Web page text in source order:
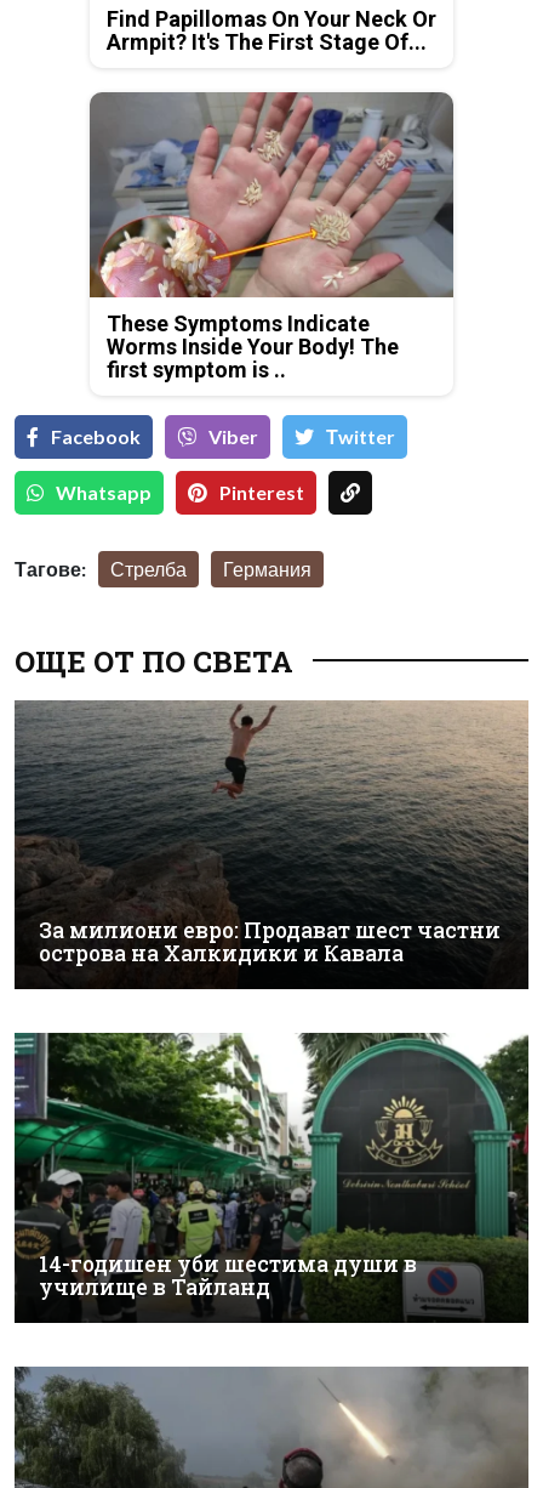
Find Papillomas On Your Neck Or
Armpit? It's The First Stage Of...
These Symptoms Indicate
Worms Inside Your Body! The
first symptom is ..
Facebook Viber Тwitter
Whatsapp Pinterest
Тагове: Стрелба Германия
ОЩЕ ОТ ПО СВЕТА
За милиони евро: Продават шест частни
острова на Халкидики и Кавала
14-годишен уби шестима души в
училище в Тайланд